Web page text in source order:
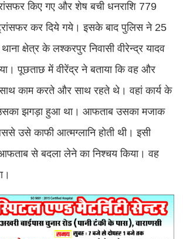
किए गए और शेष बची धनराशि 779
कर दिये गये। इसके बाद पुलिस ने 25
क्षेत्र के लश्करपुर निवासी वीरेन्द्र यादव
पूछताछ में वीरेंद्र ने बताया कि वह और
काम करते और साथ रहते थे। वहां कार्य के
झगड़ा हुआ था। आफताब उसका मजाक
उसे काफी आत्मग्लानि होती थी। इसी
से बदला लेने का निश्चय किया। वह